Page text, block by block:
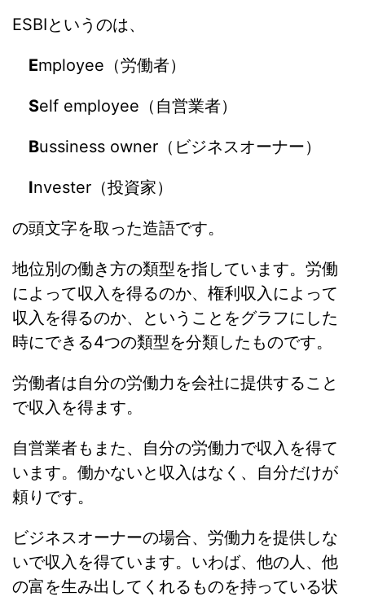
ESBIというのは、
Employee（労働者）
Self employee（自営業者）
Bussiness owner（ビジネスオーナー）
Invester（投資家）
の頭文字を取った造語です。
地位別の働き方の類型を指しています。労働
によって収入を得るのか、権利収入によって
収入を得るのか、ということをグラフにした
時にできる4つの類型を分類したものです。
労働者は自分の労働力を会社に提供すること
で収入を得ます。
自営業者もまた、自分の労働力で収入を得て
います。働かないと収入はなく、自分だけが
頼りです。
ビジネスオーナーの場合、労働力を提供しな
いで収入を得ています。いわば、他の人、他
の富を生み出してくれるものを持っている状